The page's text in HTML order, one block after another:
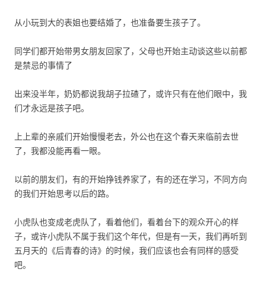
从小玩到大的表姐也要结婚了，也准备要生孩子了。
同学们都开始带男女朋友回家了，父母也开始主动谈这些以前都
是禁忌的事情了
出来没半年，奶奶都说我胡子拉碴了，或许只有在他们眼中，我
们才永远是孩子吧。
上上辈的亲戚们开始慢慢老去，外公也在这个春天来临前去世
了，我都没能再看一眼。
以前的朋友们，有的开始挣钱养家了，有的还在学习，不同方向
的我们开始思考以后的路。
小虎队也变成老虎队了，看着他们，看着台下的观众开心的样
子，或许小虎队不属于我们这个年代，但是有一天，我们再听到
五月天的《后青春的诗》的时候，我们应该也会有同样的感受
吧。